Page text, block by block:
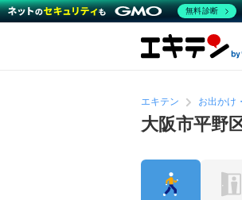
エキテン お出かけ
大阪市平野
無料診断